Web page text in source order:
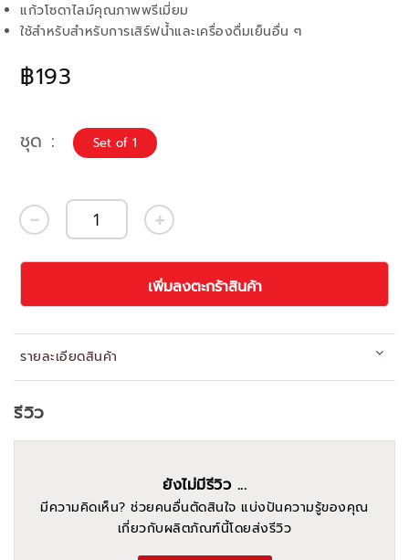
฿193
แก้วโซดาไลม์คุณภาพพรีเมี่ยม
ใช้สำหรับสำหรับการเสิร์ฟน้ำและเครื่องดื่มเย็นอื่น ๆ
ชุด Set of 1
เพิ่มลงตะกร้าสินค้า
รายละเอียดสินค้า
รีวิว
ยังไม่มีรีวิว ...
มีความคิดเห็น? ช่วยคนอื่นตัดสินใจ แบ่งปันความรู้ของคุณ
เกี่ยวกับผลิตภัณฑ์นี้โดยส่งรีวิว